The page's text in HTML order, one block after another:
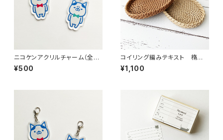
ニコケンアクリルチャーム（全
身）
¥500
コイリング編みテキスト 楕円ト
レー
¥1,100